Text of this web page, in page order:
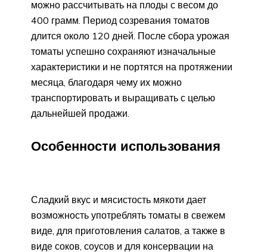
можно рассчитывать на плоды с весом до
400 грамм. Период созревания томатов
длится около 120 дней. После сбора урожая
томаты успешно сохраняют изначальные
характеристики и не портятся на протяжении
месяца, благодаря чему их можно
транспортировать и выращивать с целью
дальнейшей продажи.
Особенности использования
Сладкий вкус и мясистость мякоти дает
возможность употреблять томаты в свежем
виде, для приготовления салатов, а также в
виде соков, соусов и для консервации на